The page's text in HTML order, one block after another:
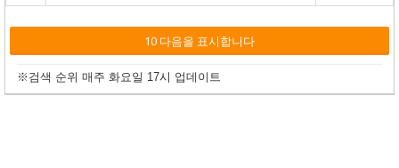
10 다음을 표시합니다
※검색 순위 매주 화요일 17시 업데이트